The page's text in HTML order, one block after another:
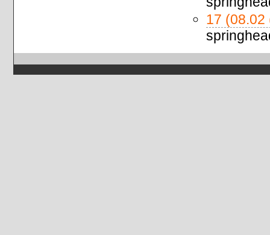
17 (08.02